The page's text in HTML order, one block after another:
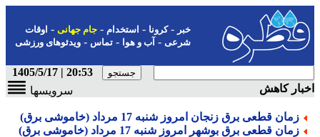
-کرونا-استخدام- جام جهانی-اوقات
شرعی-آب و هوا-تماس-ویدئوهای ورزشی
20:53 | 1405/5/17
کاهش
سرویسها
زمان قطعی برق زنجان امروز شنبه 17 مرداد (خاموشی برق)
زمان قطعی برق بوشهر امروز شنبه 17 مرداد (خاموشی برق)